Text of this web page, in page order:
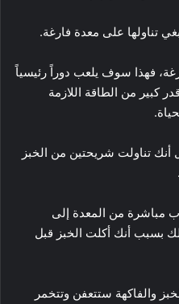
تناولها على معدة فارغة.
فهذا سوف يلعب دوراً رئيسياً
كبير من الطاقة اللازمة
أنك تناولت شريحتين من الخبز
مباشرة من المعدة إلى
بسبب أنك أكلت الخبز قبل
والفاكهة ستتعفن وتتخمر